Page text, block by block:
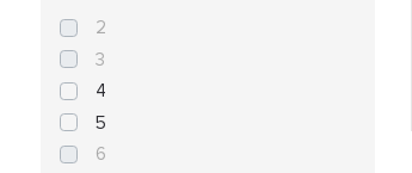
2
3
4
5
6